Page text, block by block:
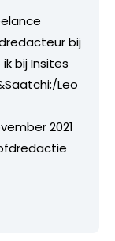
bij
bij Insites
Leo
2021